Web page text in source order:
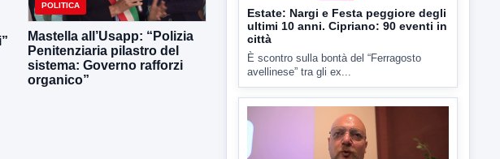
POLITICA
Mastella all’Usapp: “Polizia
Penitenziaria pilastro del
sistema: Governo rafforzi
organico”
▶
4 AGOSTO 2026 POLITICA
Estate: Nargi e Festa peggiore degli
ultimi 10 anni. Cipriano: 90 eventi in
città
È scontro sulla bontà del “Ferragosto
avellinese” tra gli ex...